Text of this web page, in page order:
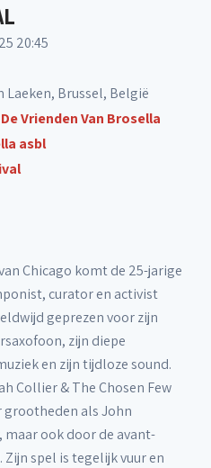
20:45
Laeken, Brussel, België
De Vrienden Van Brosella
asbl
Chicago komt de 25-jarige
curator en activist
geprezen voor zijn
zijn diepe
en zijn tijdloze sound.
Collier & The Chosen Few
als John
maar ook door de avant-
Zijn spel is tegelijk vuur en